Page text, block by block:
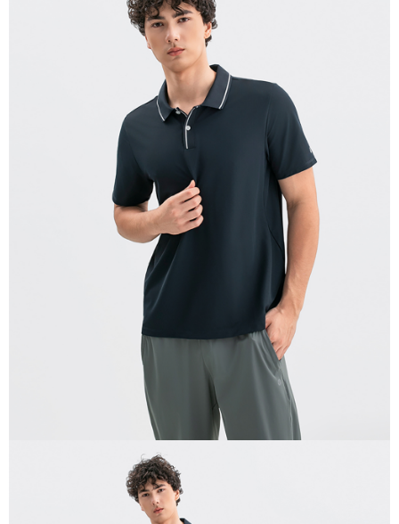
每筆NT$130，滿NT$1,000(含以上)免運費